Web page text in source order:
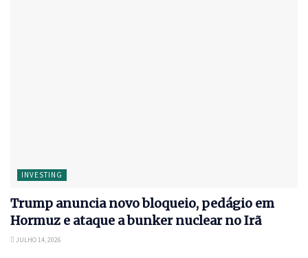
INVESTING
Trump anuncia novo bloqueio, pedágio em
Hormuz e ataque a bunker nuclear no Irã
JULHO 14, 2026